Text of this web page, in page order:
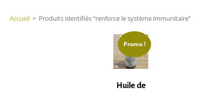
Accueil > Produits identifiés “renforce le système immunitaire”
Promo !
Huile de